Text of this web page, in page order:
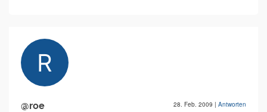
@roe 28. Feb. 2009 | Antworten